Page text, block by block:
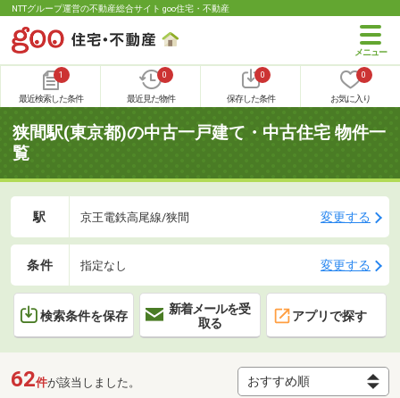
NTTグループ運営の不動産総合サイト goo住宅・不動産
1
最近検索した条件
0
最近見た物件
0
保存した条件
0
お気に入り
狭間駅(東京都)の中古一戸建て・中古住宅 物件一
覧
駅 京王電鉄高尾線/狭間 変更する
条件 指定なし 変更する
検索条件を保存
新着メールを受
取る
アプリで探す
62件が該当しました。